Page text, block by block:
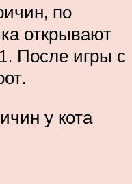
по
открывают
После игры с
у кота